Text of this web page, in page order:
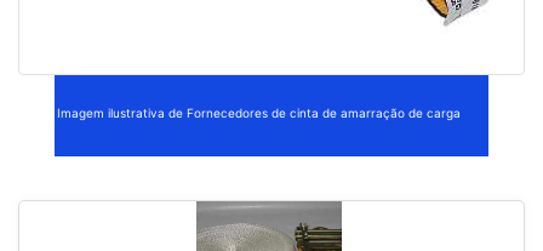
Imagem ilustrativa de Fornecedores de cinta de amarração de carga